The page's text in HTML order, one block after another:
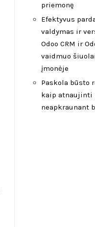
priemonę
Efektyvus
valdymas ir
Odoo CRM ir
vaidmuo
įmonėje
Paskola būsto
kaip atnaujinti
neapkraunant